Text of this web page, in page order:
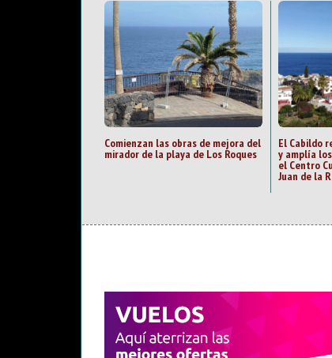
Comienzan las obras de mejora del
mirador de la playa de Los Roques
El Cabildo
y amplía
el Centro
Juan de la